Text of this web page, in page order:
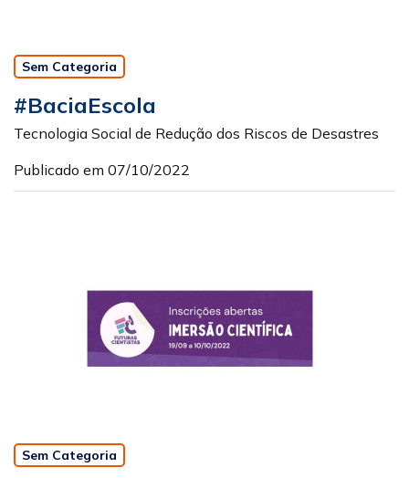
Sem Categoria
#BaciaEscola
Tecnologia Social de Redução dos Riscos de Desastres
Publicado em 07/10/2022
Sem Categoria